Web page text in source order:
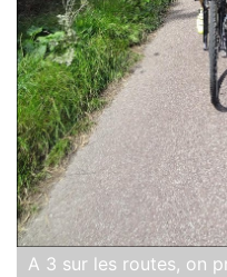
A 3 sur les routes, on